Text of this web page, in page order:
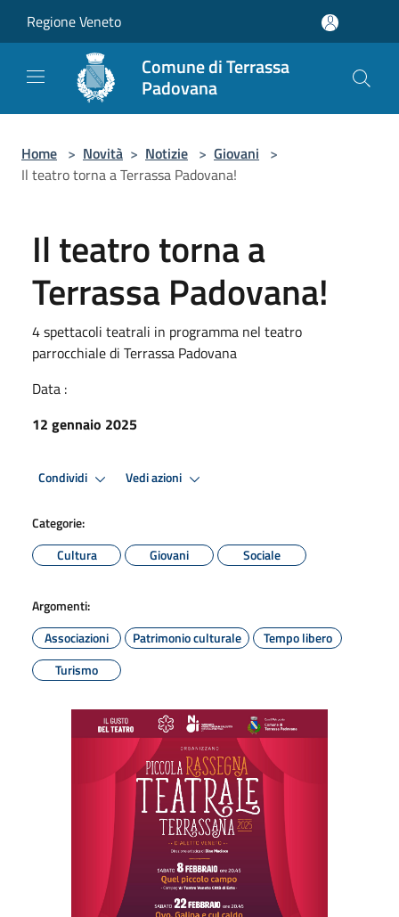
Regione Veneto
Comune di Terrassa
Padovana
Home > Novità > Notizie > Giovani >
Il teatro torna a Terrassa Padovana!
Il teatro torna a
Terrassa Padovana!
4 spettacoli teatrali in programma nel teatro
parrocchiale di Terrassa Padovana
Data :
12 gennaio 2025
Condividi Vedi azioni
Categorie:
Cultura
Giovani Sociale
Argomenti:
Associazioni
Patrimonio culturale
Tempo libero
Turismo